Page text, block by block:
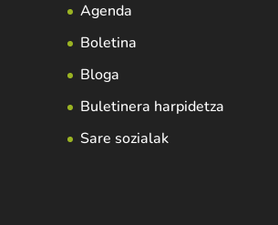
Agenda
Boletina
Bloga
Buletinera harpidetza
Sare sozialak